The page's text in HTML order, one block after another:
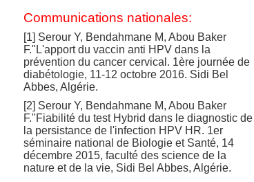
Communications nationales:
[1] Serour Y, Bendahmane M, Abou Baker
F."L'apport du vaccin anti HPV dans la
prévention du cancer cervical. 1ère journée de
diabétologie, 11-12 octobre 2016. Sidi Bel
Abbes, Algérie.
[2] Serour Y, Bendahmane M, Abou Baker
F."Fiabilité du test Hybrid dans le diagnostic de
la persistance de l'infection HPV HR. 1er
séminaire national de Biologie et Santé, 14
décembre 2015, faculté des science de la
nature et de la vie, Sidi Bel Abbes, Algérie.